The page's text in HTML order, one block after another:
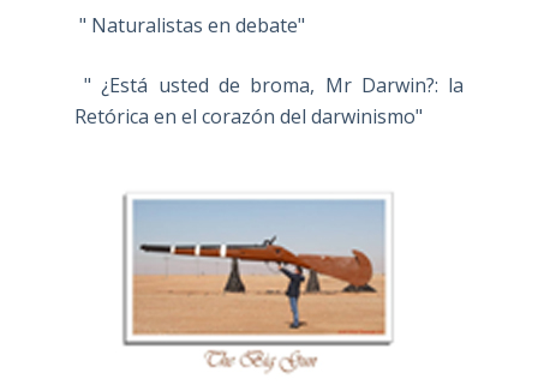
" Naturalistas en debate"
" ¿Está usted de broma, Mr Darwin?: la
Retórica en el corazón del darwinismo"